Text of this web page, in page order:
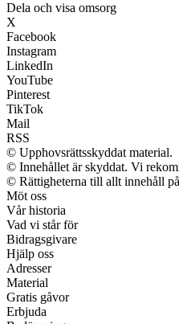
Dela och visa omsorg
X
Facebook
Instagram
LinkedIn
YouTube
Pinterest
TikTok
Mail
RSS
© Upphovsrättsskyddat material.
© Innehållet är skyddat. Vi
© Rättigheterna till allt innehåll
Möt oss
Vår historia
Vad vi står för
Bidragsgivare
Hjälp oss
Adresser
Material
Gratis gåvor
Erbjuda